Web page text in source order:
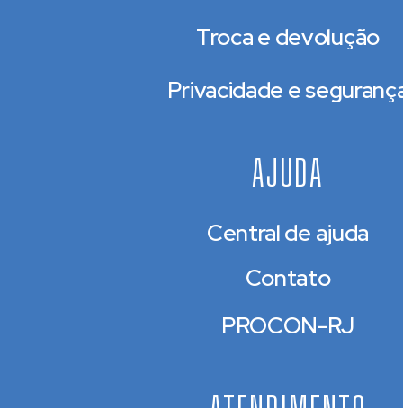
Troca e devolução
Privacidade e
AJUDA
Central de ajuda
Contato
PROCON-RJ